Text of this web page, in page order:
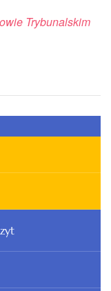
Trybunalskim